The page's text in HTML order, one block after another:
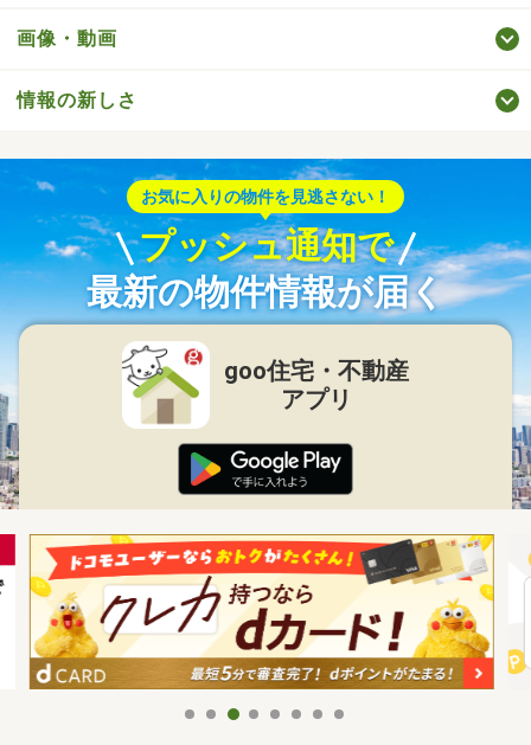
画像・動画
情報の新しさ
お気に入りの物件を見逃さない！
プッシュ通知で
最新の物件情報が届く
goo住宅・不動産
アプリ